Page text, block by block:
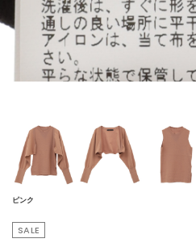
ピンク
SALE